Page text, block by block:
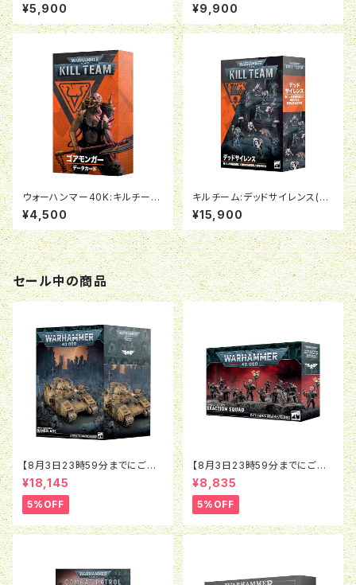
ム：ネメシス 特務兵（日本語
版）
¥5,900
ム：セレスティアン・インシディア
ント
¥9,900
ウォーハンマー40K:キルチー
ム・データカード:ゴアモンガー
(日本語版)
¥4,500
キルチーム:デッドサイレンス(日
本語版)
¥15,900
セール中の商品
【8月3日23時59分までにご予
約で5％OFF】ウォーハンマー4
0K：アストラ・ミリタルム：ベイン
ブレイド
¥18,145
5%OFF
【8月3日23時59分までにご予
約で5％OFF】ウォーハンマー4
0K：インペリアル・エージェン
ト：エグザクション・スカッド
¥8,835
5%OFF